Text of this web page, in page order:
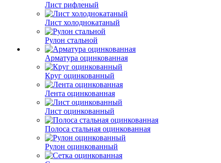
Лист рифленый
Лист холоднокатаный
Рулон стальной
Арматура оцинкованная
Круг оцинкованный
Лента оцинкованная
Лист оцинкованный
Полоса стальная оцинкованная
Рулон оцинкованный